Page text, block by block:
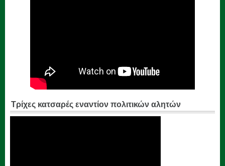
Τρίχες κατσαρές εναντίον πολιτικών αλητών